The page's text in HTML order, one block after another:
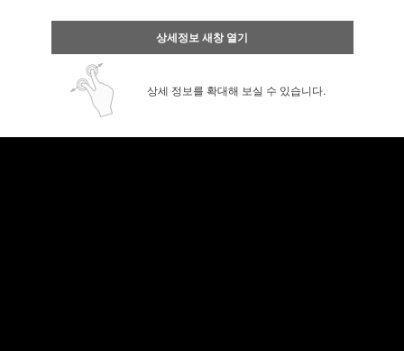
상세정보 새창 열기
상세 정보를 확대해 보실 수 있습니다.